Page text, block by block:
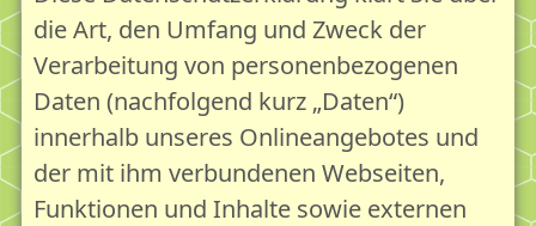
die Art, den Umfang und Zweck der
Verarbeitung von personenbezogenen
Daten (nachfolgend kurz „Daten“)
innerhalb unseres Onlineangebotes und
der mit ihm verbundenen Webseiten,
Funktionen und Inhalte sowie externen